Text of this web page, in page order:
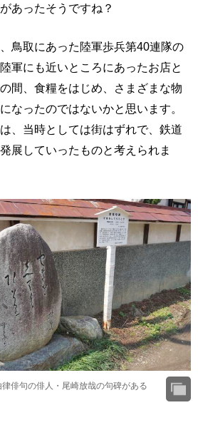
あったそうですね？
鳥取にあった陸軍歩兵第40連隊の
軍にも近いところにあったお店と
間、食糧をはじめ、さまざまな物
なったのではないかと思います。
、当時としては街はずれで、鉄道
展していったものと考えられま
俳句の俳人・尾崎放哉の句碑がある